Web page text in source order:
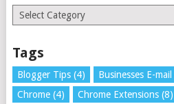
Categories
Tags
Blogger Tips(4) Businesses E-mail
Chrome(4) Chrome Extensions(8)